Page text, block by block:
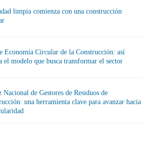
limpia comienza con una construcción
Economía Circular de la Construcción: así
el modelo que busca transformar el sector
Nacional de Gestores de Residuos de
una herramienta clave para avanzar hacia